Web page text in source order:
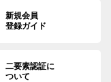
新規会員
登録ガイド
二要素認証に
ついて